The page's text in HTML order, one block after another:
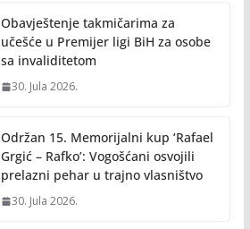
n
k
Obavještenje takmičarima za
učešće u Premijer ligi BiH za osobe
sa invaliditetom
30. Jula 2026.
Održan 15. Memorijalni kup ‘Rafael
Grgić – Rafko’: Vogošćani osvojili
prelazni pehar u trajno vlasništvo
30. Jula 2026.